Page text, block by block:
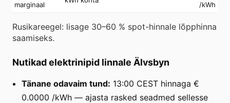
marginaal
/kWh
Rusikareegel: lisage 30–60 % spot-hinnale lõpphinna
saamiseks.
Nutikad elektrinipid linnale Älvsbyn
Tänane odavaim tund: 13:00 CEST hinnaga €
0.0000 /kWh — ajasta rasked seadmed sellesse